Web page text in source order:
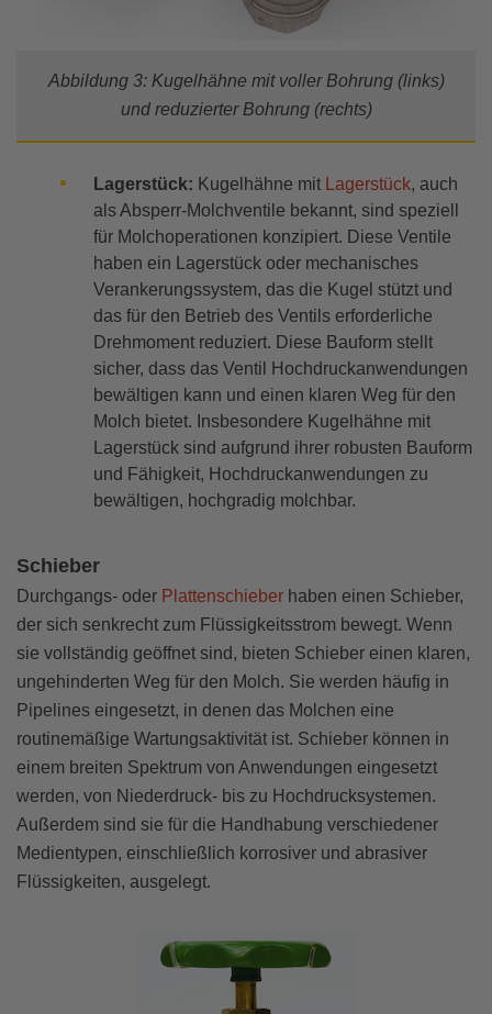
Abbildung 3: Kugelhähne mit voller Bohrung (links)
und reduzierter Bohrung (rechts)
Lagerstück: Kugelhähne mit Lagerstück, auch
als Absperr-Molchventile bekannt, sind speziell
für Molchoperationen konzipiert. Diese Ventile
haben ein Lagerstück oder mechanisches
Verankerungssystem, das die Kugel stützt und
das für den Betrieb des Ventils erforderliche
Drehmoment reduziert. Diese Bauform stellt
sicher, dass das Ventil Hochdruckanwendungen
bewältigen kann und einen klaren Weg für den
Molch bietet. Insbesondere Kugelhähne mit
Lagerstück sind aufgrund ihrer robusten Bauform
und Fähigkeit, Hochdruckanwendungen zu
bewältigen, hochgradig molchbar.
Schieber
Durchgangs- oder Plattenschieber haben einen Schieber,
der sich senkrecht zum Flüssigkeitsstrom bewegt. Wenn
sie vollständig geöffnet sind, bieten Schieber einen klaren,
ungehinderten Weg für den Molch. Sie werden häufig in
Pipelines eingesetzt, in denen das Molchen eine
routinemäßige Wartungsaktivität ist. Schieber können in
einem breiten Spektrum von Anwendungen eingesetzt
werden, von Niederdruck- bis zu Hochdrucksystemen.
Außerdem sind sie für die Handhabung verschiedener
Medientypen, einschließlich korrosiver und abrasiver
Flüssigkeiten, ausgelegt.